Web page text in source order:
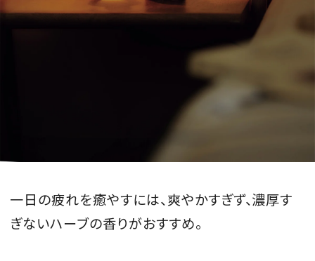
一日の疲れを癒やすには、爽やかすぎず、濃厚す
ぎないハーブの香りがおすすめ。